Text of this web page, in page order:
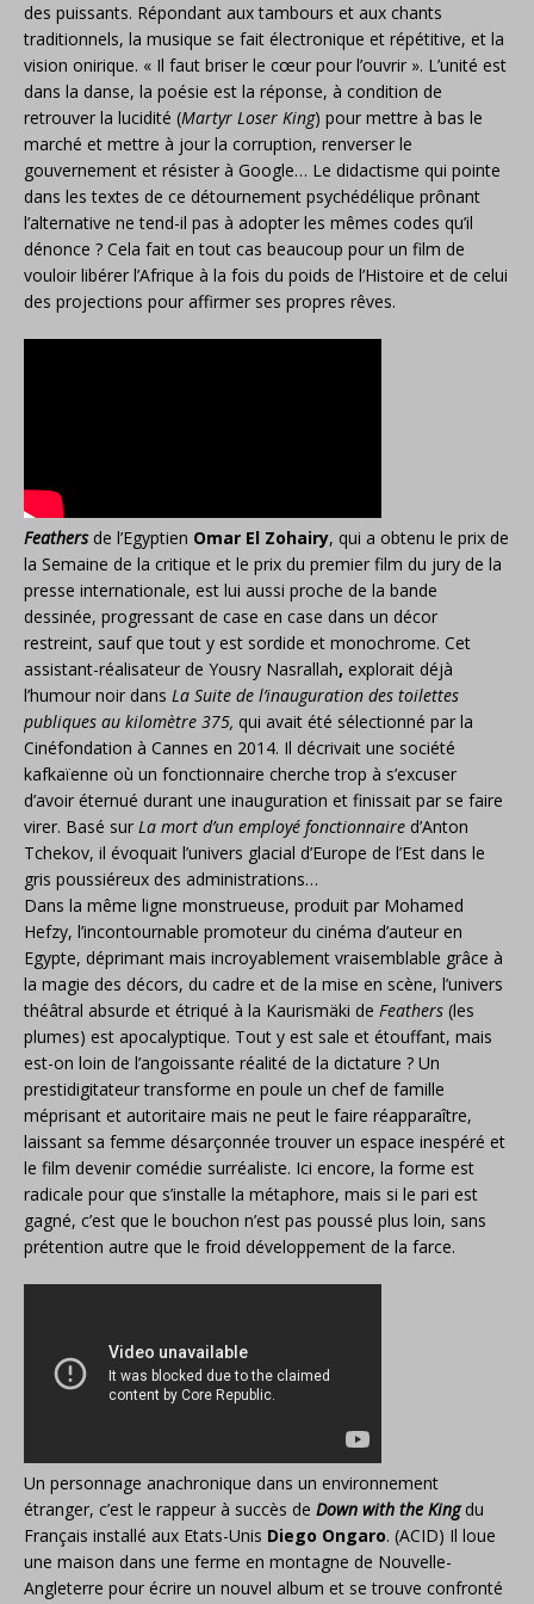
des puissants. Répondant aux tambours et aux chants
traditionnels, la musique se fait électronique et répétitive, et la
vision onirique. « Il faut briser le cœur pour l’ouvrir ». L’unité est
dans la danse, la poésie est la réponse, à condition de
retrouver la lucidité (Martyr Loser King) pour mettre à bas le
marché et mettre à jour la corruption, renverser le
gouvernement et résister à Google… Le didactisme qui pointe
dans les textes de ce détournement psychédélique prônant
l’alternative ne tend-il pas à adopter les mêmes codes qu’il
dénonce ? Cela fait en tout cas beaucoup pour un film de
vouloir libérer l’Afrique à la fois du poids de l’Histoire et de celui
des projections pour affirmer ses propres rêves.
Feathersde l’Egyptien Omar El Zohairy, qui a obtenu le prix de
la Semaine de la critique et le prix du premier film du jury de la
presse internationale, est lui aussi proche de la bande
dessinée, progressant de case en case dans un décor
restreint, sauf que tout y est sordide et monochrome. Cet
assistant-réalisateur de Yousry Nasrallah, explorait déjà
l’humour noir dans La Suite de l’inauguration des toilettes
publiques au kilomètre 375, qui avait été sélectionné par la
Cinéfondation à Cannes en 2014. Il décrivait une société
kafkaïenne où un fonctionnaire cherche trop à s’excuser
d’avoir éternué durant une inauguration et finissait par se faire
virer. Basé sur La mort d’un employé fonctionnaire d’Anton
Tchekov, il évoquait l’univers glacial d’Europe de l’Est dans le
gris poussiéreux des administrations…
Dans la même ligne monstrueuse, produit par Mohamed
Hefzy, l’incontournable promoteur du cinéma d’auteur en
Egypte, déprimant mais incroyablement vraisemblable grâce à
la magie des décors, du cadre et de la mise en scène, l’univers
théâtral absurde et étriqué à la Kaurismäki de Feathers (les
plumes) est apocalyptique. Tout y est sale et étouffant, mais
est-on loin de l’angoissante réalité de la dictature ? Un
prestidigitateur transforme en poule un chef de famille
méprisant et autoritaire mais ne peut le faire réapparaître,
laissant sa femme désarçonnée trouver un espace inespéré et
le film devenir comédie surréaliste. Ici encore, la forme est
radicale pour que s’installe la métaphore, mais si le pari est
gagné, c’est que le bouchon n’est pas poussé plus loin, sans
prétention autre que le froid développement de la farce.
Un personnage anachronique dans un environnement
étranger, c’est le rappeur à succès de Down with the Kingdu
Français installé aux Etats-Unis Diego Ongaro. (ACID) Il loue
une maison dans une ferme en montagne de Nouvelle-
Angleterre pour écrire un nouvel album et se trouve confronté